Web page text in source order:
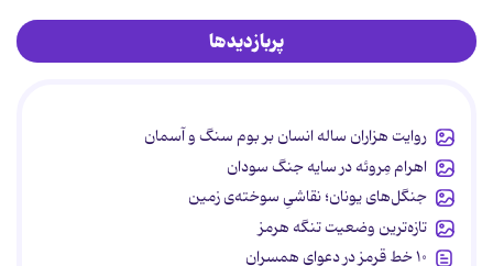
پربازدیدها
روایت هزاران ساله انسان بر بوم سنگ و آسمان
اهرام مِروئه در سایه جنگ سودان
جنگل‌های یونان؛ نقاشیِ سوخته‌ی زمین
تازه‌ترین وضعیت تنگه هرمز
۱۰ خط قرمز در دعوای همسران